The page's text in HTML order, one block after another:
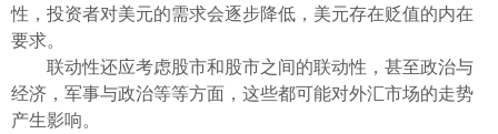
性，投资者对美元的需求会逐步降低，美元存在贬值的内在
要求。
联动性还应考虑股市和股市之间的联动性，甚至政治与
经济，军事与政治等等方面，这些都可能对外汇市场的走势
产生影响。